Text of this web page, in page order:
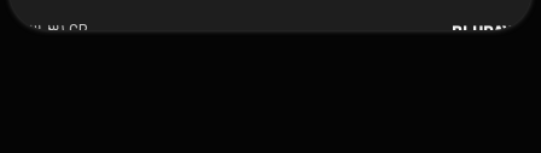
BLURAY
۳.۳۱ GB